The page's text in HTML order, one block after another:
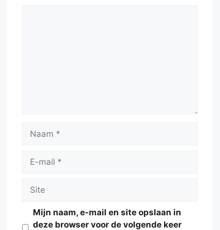
Naam
Site
Mijn naam, e-mail en site opslaan in
deze browser voor de volgende keer